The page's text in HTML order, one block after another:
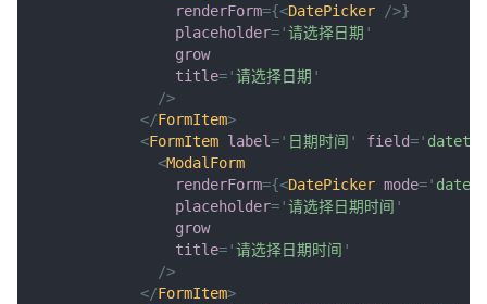
renderForm={<DatePicker />}
placeholder='请选择日期 '
grow
title='请选择日期 '
/>
</FormItem>
<FormItem label=' 日期时间 ' field='
<ModalForm
renderForm={<DatePicker mode='
placeholder='请选择日期时间 '
grow
title='请选择日期时间 '
/>
</FormItem>